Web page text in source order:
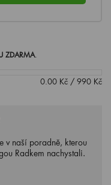
ZDARMA.
0.00 Kč / 990 Kč
v naší poradně, kterou
Radkem nachystali.